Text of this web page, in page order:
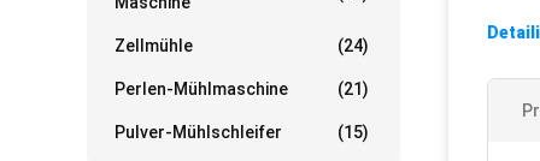
Zellmühle (24)
Perlen-Mühlmaschine (21)
Pulver-Mühlschleifer (15)